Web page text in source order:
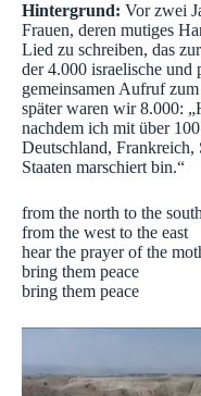
Hintergrund: Vor zwei
Frauen, deren mutiges
Lied zu schreiben, das
der 4.000 israelische und
gemeinsamen Aufruf
später waren wir 8.000:
nachdem ich mit über
Deutschland, Frankreich,
Staaten marschiert bin.“
from the north to the south
from the west to the east
hear the prayer of the
bring them peace
bring them peace